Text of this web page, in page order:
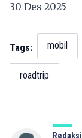
30 Des 2025
Tags: mobil
roadtrip